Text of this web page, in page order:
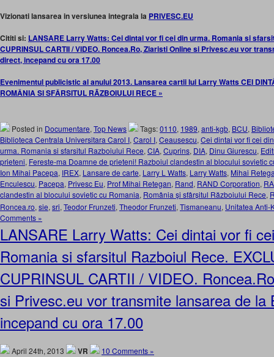
Vizionati lansarea in versiunea integrala la PRIVESC.EU
Cititi si: LANSARE Larry Watts: Cei dintai vor fi cei din urma. Romania si
CUPRINSUL CARTII / VIDEO. Roncea.Ro, Ziaristi Online si Privesc.eu vor
direct, incepand cu ora 17.00
Evenimentul publicistic al anului 2013. Lansarea cartii lui Larry Watts CEI
ROMÂNIA SI SFÂRSITUL RÃZBOIULUI RECE »
Posted in Documentare, Top News Tags:0110, 1989, anti-kgb, BCU,
Biblioteca Centrala Universitara Carol I, Carol I, Ceausescu, Cei dintai vor fi cei
urma. Romania si sfarsitul Razboiului Rece, CIA, Cuprins, DIA, Dinu Giurescu,
prieteni, Fereste-ma Doamne de prieteni! Razboiul clandestin al blocului sovietic
Ion Mihai Pacepa, IREX, Lansare de carte, Larry L Watts, Larry Watts, Mihai
Enculescu, Pacepa, Privesc Eu, Prof Mihai Retegan, Rand, RAND Corporation,
clandestin al blocului sovietic cu Romania, România și sfârșitul Războiului Rece,
Roncea.ro, sie, sri, Teodor Frunzeti, Theodor Frunzeti, Tismaneanu, Unitatea Anti-
Comments »
LANSARE Larry Watts: Cei dintai vor fi
Romania si sfarsitul Razboiul Rece.
CUPRINSUL CARTII / VIDEO.
si Privesc.eu vor transmite lansarea de la
incepand cu ora 17.00
April 24th, 2013 VR 10 Comments »